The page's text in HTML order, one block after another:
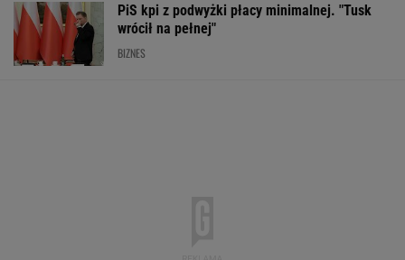
PiS kpi z podwyżki płacy minimalnej. "Tusk
wrócił na pełnej"
BIZNES